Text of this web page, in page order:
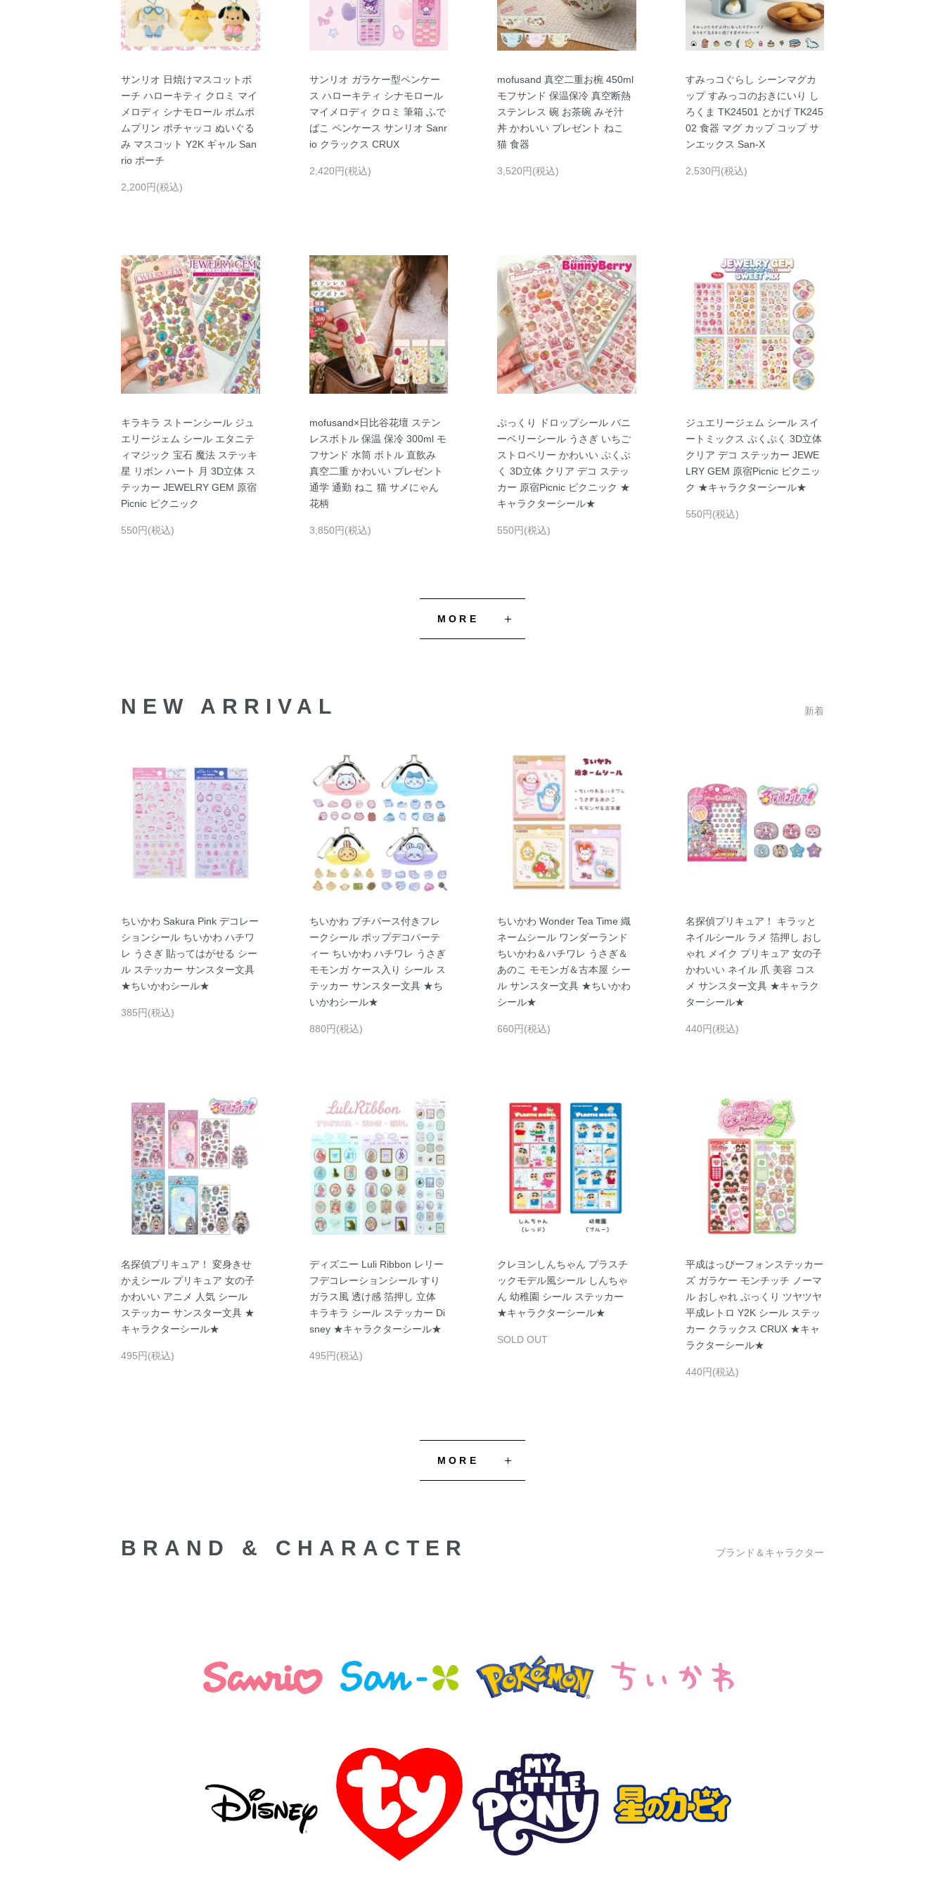
サンリオ 日焼けマスコットポ
ーチ ハローキティ クロミ マイ
メロディ シナモロール ポムポ
ムプリン ポチャッコ ぬいぐる
み マスコット Y2K ギャル San
rio ポーチ
2,200円(税込)
サンリオ ガラケー型ペンケー
ス ハローキティ シナモロール
マイメロディ クロミ 筆箱 ふで
ばこ ペンケース サンリオ Sanr
io クラックス CRUX
2,420円(税込)
mofusand 真空二重お椀 450ml
モフサンド 保温保冷 真空断熱
ステンレス 碗 お茶碗 みそ汁
丼 かわいい プレゼント ねこ
猫 食器
3,520円(税込)
すみっコぐらし シーンマグカ
ップ すみっコのおきにいり し
ろくま TK24501 とかげ TK245
02 食器 マグ カップ コップ サ
ンエックス San-X
2,530円(税込)
キラキラ ストーンシール ジュ
エリージェム シール エタニテ
ィマジック 宝石 魔法 ステッキ
星 リボン ハート 月 3D立体 ス
テッカー JEWELRY GEM 原宿
Picnic ピクニック
550円(税込)
mofusand×日比谷花壇 ステン
レスボトル 保温 保冷 300ml モ
フサンド 水筒 ボトル 直飲み
真空二重 かわいい プレゼント
通学 通勤 ねこ 猫 サメにゃん
花柄
3,850円(税込)
ぷっくり ドロップシール バニ
ーベリーシール うさぎ いちご
ストロベリー かわいい ぷくぷ
く 3D立体 クリア デコ ステッ
カー 原宿Picnic ピクニック ★
キャラクターシール★
550円(税込)
ジュエリージェム シール スイ
ートミックス ぷくぷく 3D立体
クリア デコ ステッカー JEWE
LRY GEM 原宿Picnic ピクニッ
ク ★キャラクターシール★
550円(税込)
MORE
NEW ARRIVAL 新着
ちいかわ Sakura Pink デコレー
ションシール ちいかわ ハチワ
レ うさぎ 貼ってはがせる シー
ル ステッカー サンスター文具
★ちいかわシール★
385円(税込)
ちいかわ プチパース付きフレ
ークシール ポップデコパーテ
ィー ちいかわ ハチワレ うさぎ
モモンガ ケース入り シール ス
テッカー サンスター文具 ★ち
いかわシール★
880円(税込)
ちいかわ Wonder Tea Time 織
ネームシール ワンダーランド
ちいかわ＆ハチワレ うさぎ＆
あのこ モモンガ＆古本屋 シー
ル サンスター文具 ★ちいかわ
シール★
660円(税込)
名探偵プリキュア！ キラッと
ネイルシール ラメ 箔押し おし
ゃれ メイク プリキュア 女の子
かわいい ネイル 爪 美容 コス
メ サンスター文具 ★キャラク
ターシール★
440円(税込)
名探偵プリキュア！ 変身きせ
かえシール プリキュア 女の子
かわいい アニメ 人気 シール
ステッカー サンスター文具 ★
キャラクターシール★
495円(税込)
ディズニー Luli Ribbon レリー
フデコレーションシール すり
ガラス風 透け感 箔押し 立体
キラキラ シール ステッカー Di
sney ★キャラクターシール★
495円(税込)
クレヨンしんちゃん プラスチ
ックモデル風シール しんちゃ
ん 幼稚園 シール ステッカー
★キャラクターシール★
SOLD OUT
平成はっぴーフォンステッカー
ズ ガラケー モンチッチ ノーマ
ル おしゃれ ぷっくり ツヤツヤ
平成レトロ Y2K シール ステッ
カー クラックス CRUX ★キャ
ラクターシール★
440円(税込)
MORE
BRAND & CHARACTER ブランド＆キャラクター